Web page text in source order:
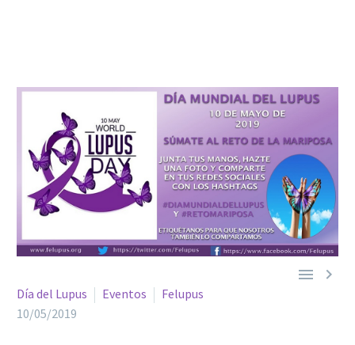
 
Día del Lupus Eventos
Felupus
10/05/2019